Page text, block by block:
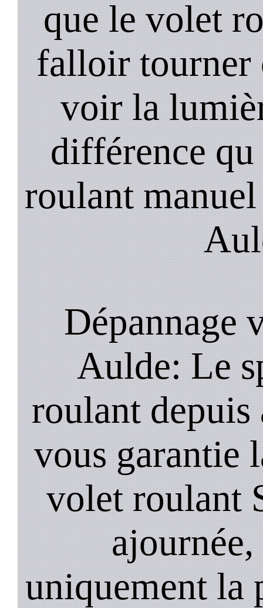
que le volet
falloir tourner
voir la
différence
roulant
Dépannage
Aulde: Le
roulant depuis
vous garantie
volet roulant
uniquement la